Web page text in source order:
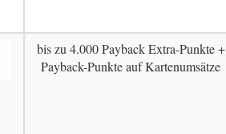
bis zu 4.000 Payback Extra-Punkte +
Payback-Punkte auf Kartenumsätze